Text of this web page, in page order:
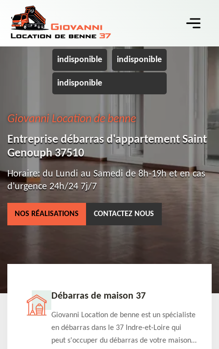
indisponible indisponible
indisponible
Giovanni Location de benne
Entreprise débarras d'appartement Saint
Genouph 37510
Horaire: du Lundi au Samedi de 8h-19h et en cas
d'urgence 24h/24 7j/7
NOS RÉALISATIONS CONTACTEZ NOUS
Débarras de maison 37
Giovanni Location de benne est un spécialiste
en débarras dans le 37 Indre-et-Loire qui
peut s'occuper du débarras de votre maison